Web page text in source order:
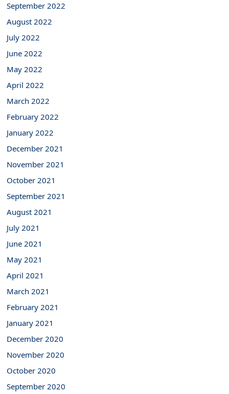
September 2022
August 2022
July 2022
June 2022
May 2022
April 2022
March 2022
February 2022
January 2022
December 2021
November 2021
October 2021
September 2021
August 2021
July 2021
June 2021
May 2021
April 2021
March 2021
February 2021
January 2021
December 2020
November 2020
October 2020
September 2020